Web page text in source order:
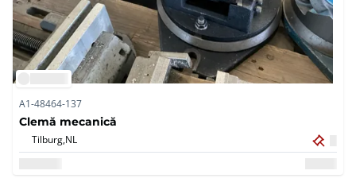
A1-48464-137
Clemă mecanică
Tilburg,NL